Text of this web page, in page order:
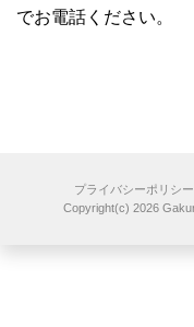
でお電話ください。
プライバシーポリシー
Copyright(c) 2026